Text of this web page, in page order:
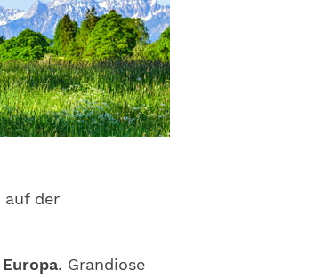
auf der
Europa. Grandiose